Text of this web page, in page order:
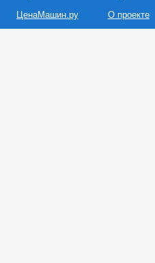
ЦенаМашин.ру
О проекте